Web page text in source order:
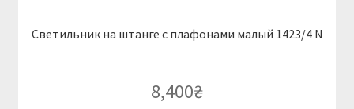
Светильник на штанге с плафонами малый 1423/4 N
8,400₴